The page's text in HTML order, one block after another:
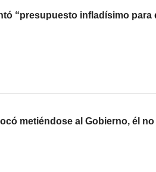
“presupuesto infladísimo para
metiéndose al Gobierno, él no